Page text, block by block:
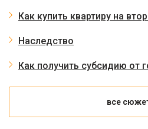
Как купить квартиру на
Наследство
Как получить субсидию от
все